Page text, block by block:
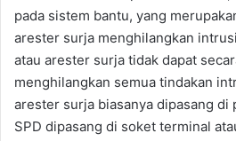
pada sistem bantu, yang
arester surja menghilangkan
atau arester surja tidak dapat
menghilangkan semua tindakan
arester surja biasanya dipasang di
SPD dipasang di soket terminal